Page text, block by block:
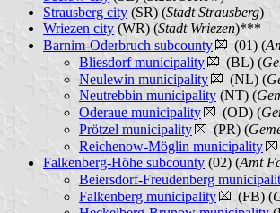
Strausberg city (SR) (Stadt Strausberg)
Wriezen city (WR) (Stadt Wriezen)***
Barnim-Oderbruch subcounty
(01) (
Bliesdorf municipality
(BL) (
Neulewin municipality
(NL) (
Neutrebbin municipality (NT) (
Oderaue municipality
(OD) (
Prötzel municipality
(PR) (
Reichenow-Möglin municipality
Falkenberg-Höhe subcounty (02) (Amt
Beiersdorf-Freudenberg
Falkenberg municipality
(FB) (